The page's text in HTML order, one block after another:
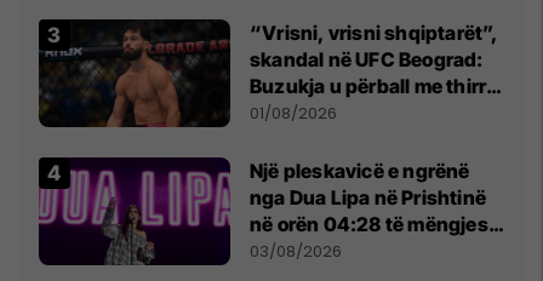
“Vrisni, vrisni shqiptarët”,
skandal në UFC Beograd:
Buzukja u përball me thirrje
anti-shqiptare nga
01/08/2026
Një pleskavicë e ngrënë
nga Dua Lipa në Prishtinë
në orën 04:28 të mëngjesit
- dhe bota digjitale serbe
03/08/2026